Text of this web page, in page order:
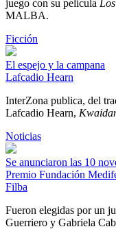
juego con su película
MALBA.
Ficción
El espejo y la campana
Lafcadio Hearn
InterZona publica, del
Lafcadio Hearn,
Noticias
Se anunciaron las 10
Premio Fundación
Filba
Fueron elegidas por un
Guerriero y Gabriela